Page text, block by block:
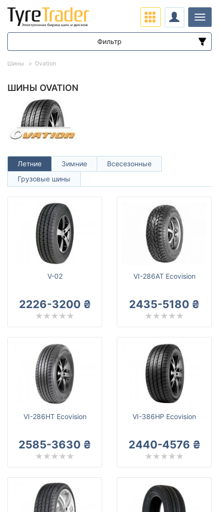
ШИНЫ OVATION
Летние Зимние
Всесезонные
Грузовые шины
V-02
2226-3200 ₴
VI-286AT Ecovision
2435-5180 ₴
VI-286HT Ecovision
2585-3630 ₴
VI-386HP Ecovision
2440-4576 ₴
Шины Ovation
Фильтр
Диапазон цен
Подбор по параметрам
Сезон
Ovation
Все бренды
Тип транспортного средства
Усиленная шина